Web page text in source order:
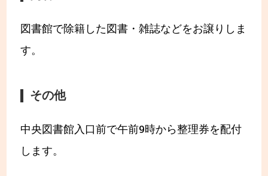
図書館で除籍した図書・雑誌などをお譲りしま
す。
その他
中央図書館入口前で午前9時から整理券を配付
します。